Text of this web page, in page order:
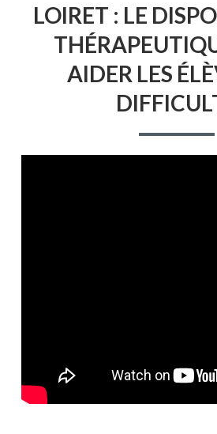
LOIRET : LE
AIDER LES